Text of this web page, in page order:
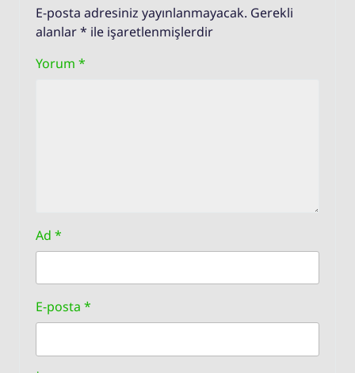
E-posta adresiniz yayınlanmayacak. Gerekli
alanlar* ile işaretlenmişlerdir
Yorum *
Ad *
E-posta *